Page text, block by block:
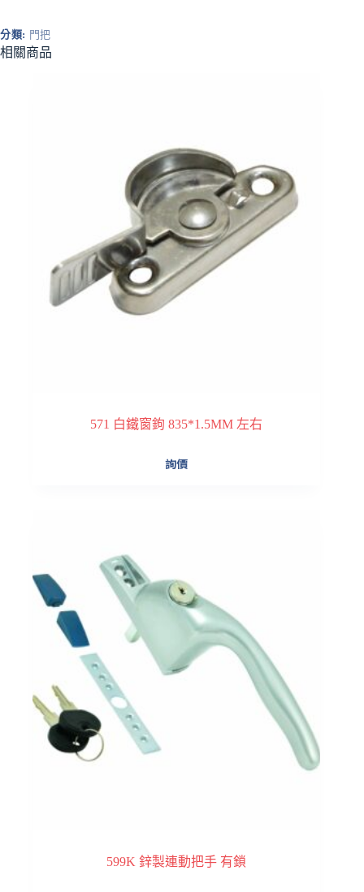
數
量
分類: 門把
相關商品
571 白鐵窗鉤 835*1.5MM 左右
詢價
599K 鋅製連動把手 有鎖